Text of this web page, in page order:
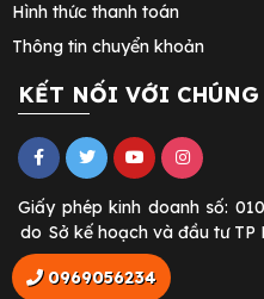
Hình thức thanh toán
Thông tin chuyển khoản
KẾT NỐI VỚI
Giấy phép kinh doanh số:
do Sở kế hoạch và đầu tư TP
0969056234